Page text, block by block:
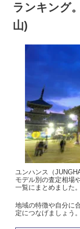
ランキング
山)
ユンハンス（
モデル別の査定相場
一覧にまとめました。
地域の特徴や自分に
定につなげましょう。